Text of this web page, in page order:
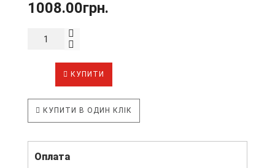
1008.00грн.
КУПИТИ
КУПИТИ В ОДИН КЛІК
Оплата